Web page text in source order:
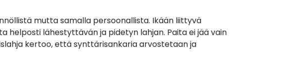
mutta samalla persoonallista. Ikään liittyvä
helposti lähestyttävän ja pidetyn lahjan. Paita ei jää vain
kertoo, että synttärisankaria arvostetaan ja